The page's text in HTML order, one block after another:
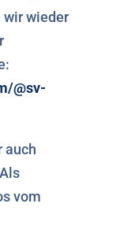
wir wieder
@sv-
auch
vom